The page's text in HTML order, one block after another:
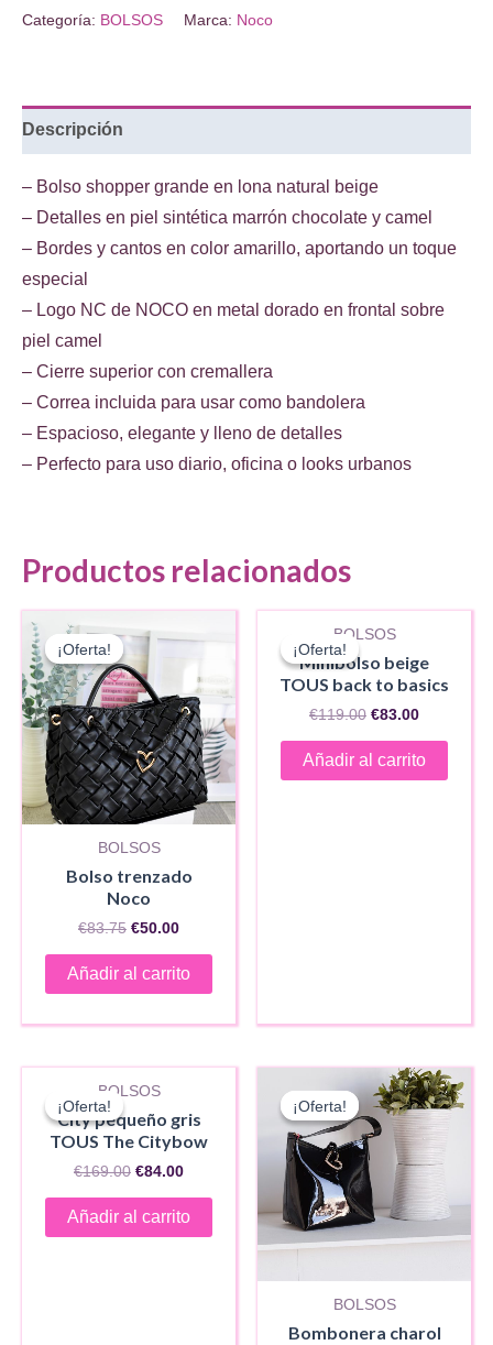
natural
Categoría: BOLSOS Marca: Noco
Descripción
– Bolso shopper grande en lona natural beige
– Detalles en piel sintética marrón chocolate y camel
– Bordes y cantos en color amarillo, aportando un toque
especial
– Logo NC de NOCO en metal dorado en frontal sobre
piel camel
– Cierre superior con cremallera
– Correa incluida para usar como bandolera
– Espacioso, elegante y lleno de detalles
– Perfecto para uso diario, oficina o looks urbanos
Productos relacionados
¡Oferta!
¡Oferta!
BOLSOS
Bolso trenzado
Noco
€83.75 El
original
€50.00El
actual
Añadir al carrito
¡Oferta!
¡Oferta!
BOLSOS
Minibolso beige
TOUS back to basics
€119.00 El
original
€83.00El
actual
Añadir al carrito
¡Oferta!
¡Oferta!
BOLSOS
City pequeño gris
TOUS The Citybow
€169.00 El
original
€84.00El
actual
Añadir al carrito
¡Oferta!
¡Oferta!
BOLSOS
Bombonera charol